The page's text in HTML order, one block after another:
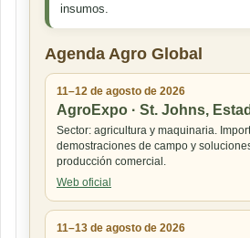
insumos.
Agenda Agro Global
11–12 de agosto de 2026
AgroExpo · St. Johns,
Sector: agricultura y maquinaria.
demostraciones de campo y
producción comercial.
Web oficial
11–13 de agosto de 2026